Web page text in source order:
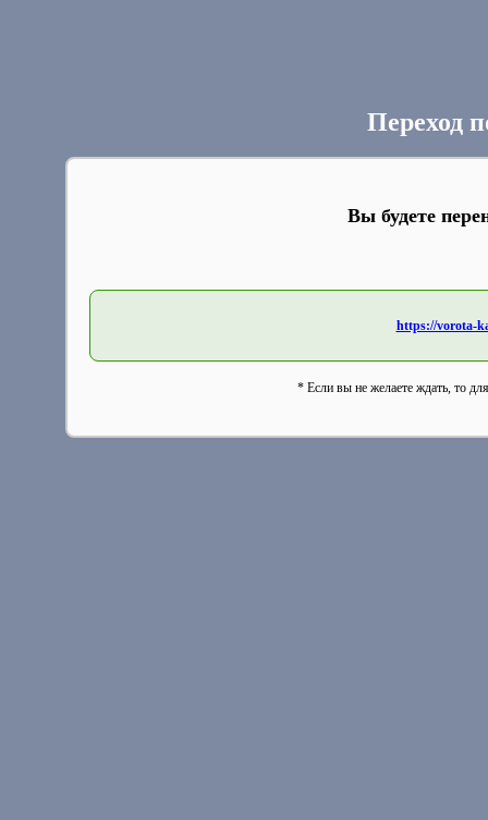
Переход
Вы будете
https://vorota-
* Если вы не желаете ждать, то